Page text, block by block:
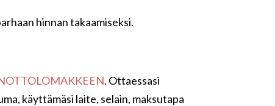
hinnan takaamiseksi.
. Ottaessasi
käyttämäsi laite, selain, maksutapa